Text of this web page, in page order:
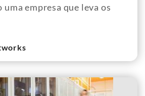
uma empresa que leva os